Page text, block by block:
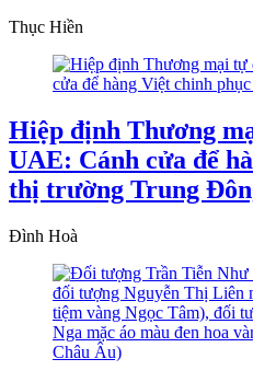
Thục Hiền
Hiệp định Thương
UAE: Cánh cửa để
thị trường Trung
Đình Hoà